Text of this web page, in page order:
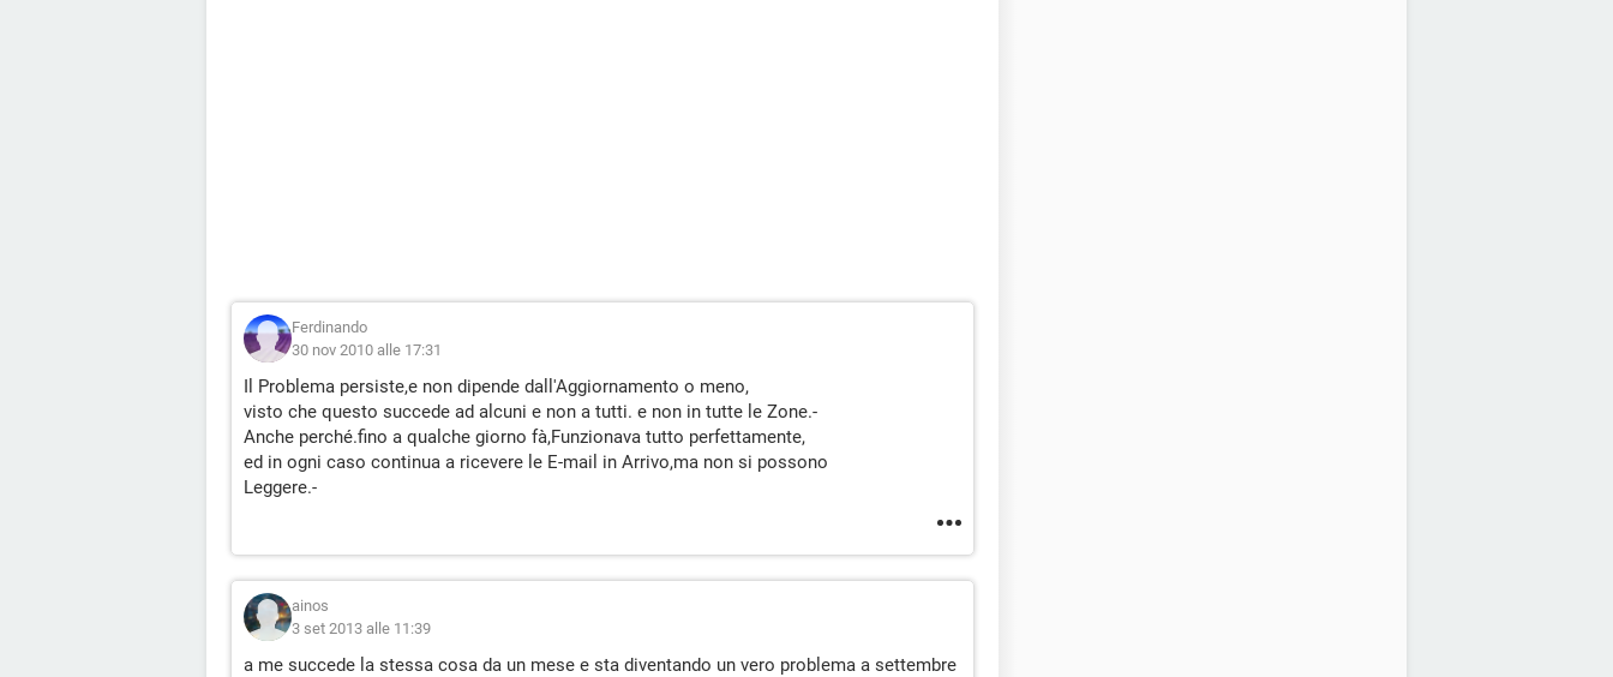
Ferdinando
30 nov 2010 alle 17:31
Il Problema persiste,e non dipende dall'Aggiornamento o meno,
visto che questo succede ad alcuni e non a tutti. e non in tutte le Zone.-
Anche perché.fino a qualche giorno fà,Funzionava tutto perfettamente,
ed in ogni caso continua a ricevere le E-mail in Arrivo,ma non si possono
Leggere.-
ainos
3 set 2013 alle 11:39
a me succede la stessa cosa da un mese e sta diventando un vero problema a settembre